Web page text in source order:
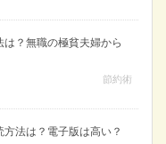
？無職の極貧夫婦から
節約術
法は？電子版は高い？